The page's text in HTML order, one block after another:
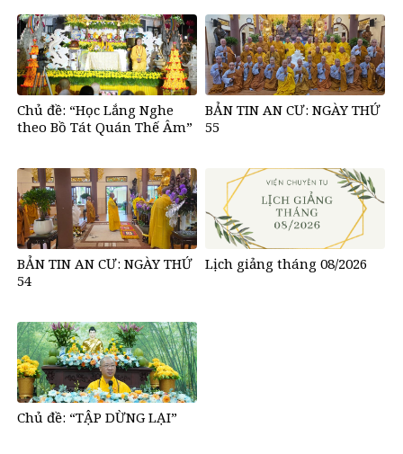
Chủ đề: “Học Lắng Nghe
theo Bồ Tát Quán Thế Âm”
BẢN TIN AN CƯ: NGÀY THỨ
55
BẢN TIN AN CƯ: NGÀY THỨ
54
Lịch giảng tháng 08/2026
Chủ đề: “TẬP DỪNG LẠI”